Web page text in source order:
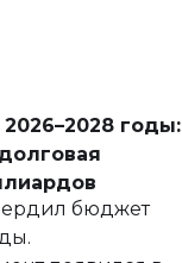
годы:
бюджет